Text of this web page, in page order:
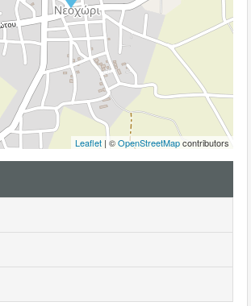
Leaflet | ©OpenStreetMapcontributors